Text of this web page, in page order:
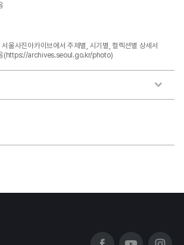
울사진아카이브에서 주제별, 시기별, 컬렉션별 상세서
(https://archives.seoul.go.kr/photo)